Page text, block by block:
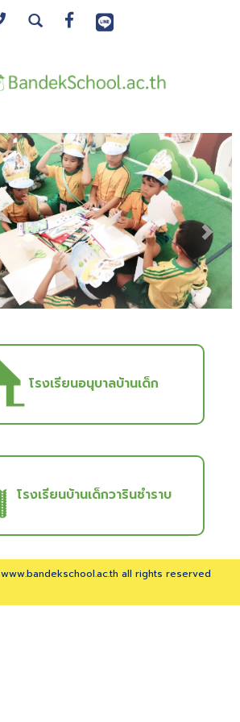
โรงเรียนอนุบาลบ้านเด็ก
โรงเรียนบ้านเด็กวารินชำราบ
all rights reserved